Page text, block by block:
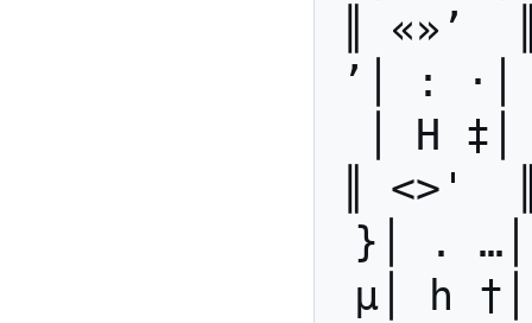
║ «»’
’│ :
│ H
║ <>'
}│ .
µ│ h